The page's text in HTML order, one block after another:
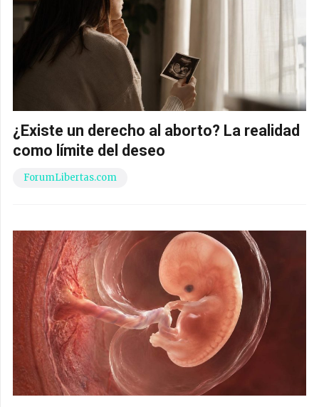
¿Existe un derecho al aborto? La realidad
como límite del deseo
ForumLibertas.com